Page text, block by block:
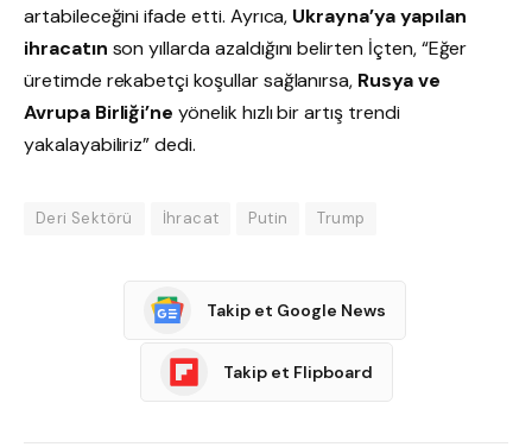
artabileceğini ifade etti. Ayrıca, Ukrayna’ya yapılan
ihracatın son yıllarda azaldığını belirten İçten, “Eğer
üretimde rekabetçi koşullar sağlanırsa, Rusya ve
Avrupa Birliği’ne yönelik hızlı bir artış trendi
yakalayabiliriz” dedi.
Deri Sektörü İhracat Putin Trump
Takip et Google News
Takip et Flipboard